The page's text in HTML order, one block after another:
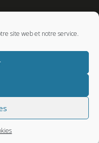
site web et notre service.